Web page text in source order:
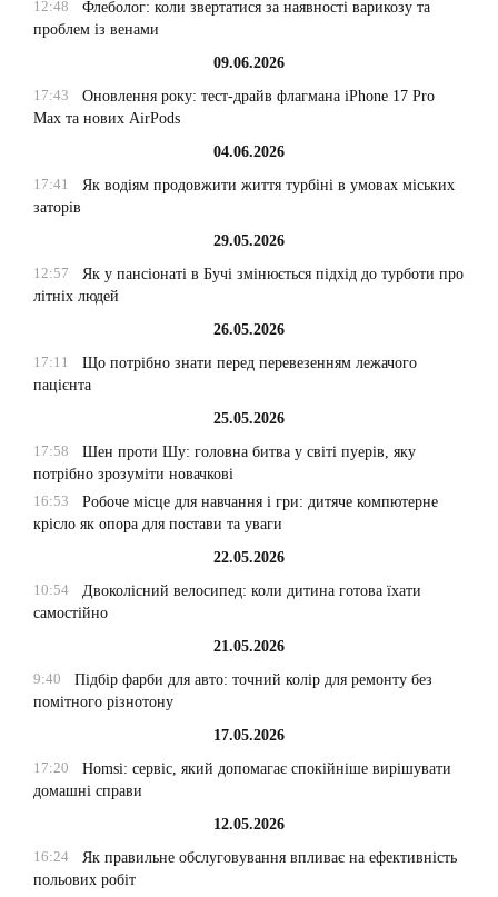
12:48
Флеболог: коли звертатися за наявності варикозу та
проблем із венами
09.06.2026
17:43
Оновлення року: тест-драйв флагмана iPhone 17 Pro
Max та нових AirPods
04.06.2026
17:41
Як водіям продовжити життя турбіні в умовах міських
заторів
29.05.2026
12:57
Як у пансіонаті в Бучі змінюється підхід до турботи про
літніх людей
26.05.2026
17:11
Що потрібно знати перед перевезенням лежачого
пацієнта
25.05.2026
17:58
Шен проти Шу: головна битва у світі пуерів, яку
потрібно зрозуміти новачкові
16:53
Робоче місце для навчання і гри: дитяче компютерне
крісло як опора для постави та уваги
22.05.2026
10:54
Двоколісний велосипед: коли дитина готова їхати
самостійно
21.05.2026
9:40
Підбір фарби для авто: точний колір для ремонту без
помітного різнотону
17.05.2026
17:20
Homsi: сервіс, який допомагає спокійніше вирішувати
домашні справи
12.05.2026
16:24
Як правильне обслуговування впливає на ефективність
польових робіт